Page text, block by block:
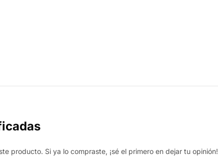
producto. Si ya lo compraste, ¡sé el primero en dejar tu opinión!